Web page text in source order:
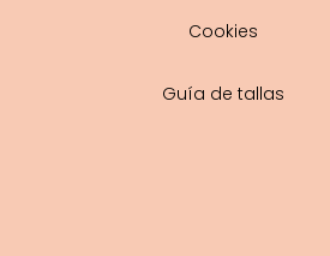
Cookies
Guía de tallas